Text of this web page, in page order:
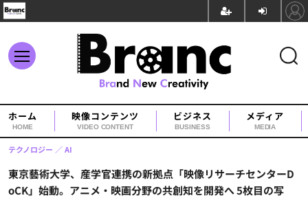
ホーム
HOME
映像コンテンツ
VIDEO CONTENT
ビジネス
BUSINESS
メディア
MEDIA
東京藝術大学、産学官連携の新拠点「映像リサーチセンターD
oCK」始動。アニメ・映画分野の共創知を開発へ 5枚目の写
テクノロジー AI